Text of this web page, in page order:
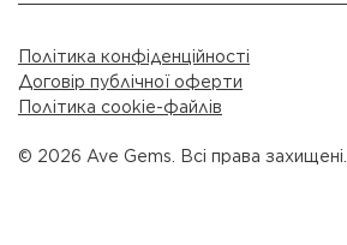
© 2026 Ave Gems. Всі права захищені.
Політика конфіденційності
Договір публічної оферти
Політика cookie-файлів